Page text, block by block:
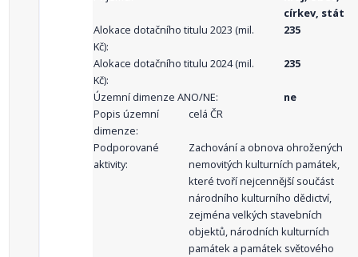
církev, stát
Alokace dotačního titulu 2023 (mil.
Kč):
235
Alokace dotačního titulu 2024 (mil.
Kč):
235
Územní dimenze ANO/NE:
ne
Popis územní
dimenze:
celá ČR
Podporované
aktivity:
Zachování a obnova ohrožených
nemovitých kulturních památek,
které tvoří nejcennější součást
národního kulturního dědictví,
zejména velkých stavebních
objektů, národních kulturních
památek a památek světového